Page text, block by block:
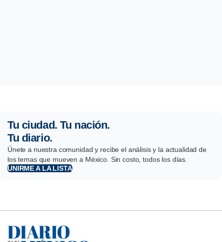
Tu ciudad. Tu nación.
Tu diario.
Únete a nuestra comunidad y recibe el análisis y la actualidad de
los temas que mueven a México. Sin costo, todos los días.
UNIRME A LA LISTA